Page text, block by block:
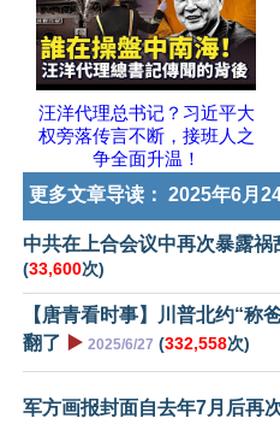
汪洋代理总书记？习近平大
权旁落传言不断，接班人之
争全面升温！
更多文章导读： 2025年6月
中共在上合会议中再次暴露祸
(33,600次)
【唐青看时事】川普北约“称
翻了 ▶️ 2025/6/27 (332,558次)
军方画报封面自去年7月后再